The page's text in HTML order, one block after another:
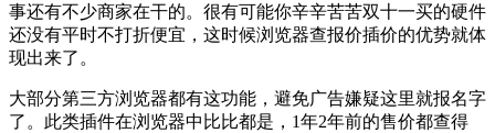
事还有不少商家在干的。很有可能你辛辛苦苦双十一买的硬件
还没有平时不打折便宜，这时候浏览器查报价插价的优势就体
现出来了。
大部分第三方浏览器都有这功能，避免广告嫌疑这里就报名字
了。此类插件在浏览器中比比都是，1年2年前的售价都查得